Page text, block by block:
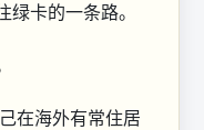
卡的一条路。
在海外有常住居